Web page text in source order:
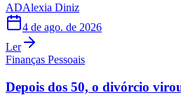
ADAlexia Diniz
4 de ago. de 2026
Ler
Finanças Pessoais
Depois dos 50, o divórcio